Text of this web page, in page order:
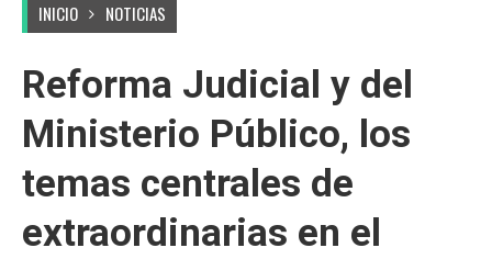
INICIO NOTICIAS
Reforma Judicial y del
Ministerio Público, los
temas centrales de
extraordinarias en el